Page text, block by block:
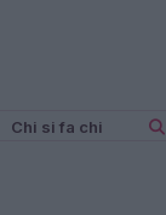
Chi si fa chi